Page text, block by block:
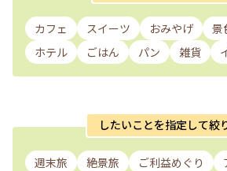
カフェ スイーツ おみやげ 景
ホテル
ごはん パン 雑貨
したいことを指定して絞
週末旅 絶景旅 ご利益めぐり